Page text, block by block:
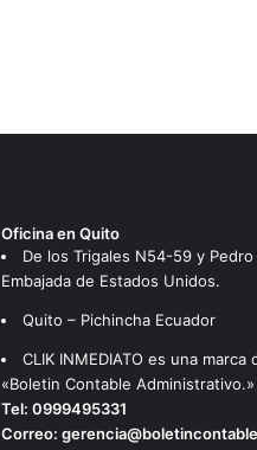
Oficina en Quito
De los Trigales N54-59 y
Embajada de Estados Unidos.
Quito – Pichincha Ecuador
CLIK INMEDIATO es una marca
«Boletin Contable Administrativo.»
Tel: 0999495331
Correo: